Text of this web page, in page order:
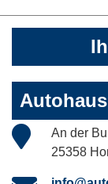
An der
25358